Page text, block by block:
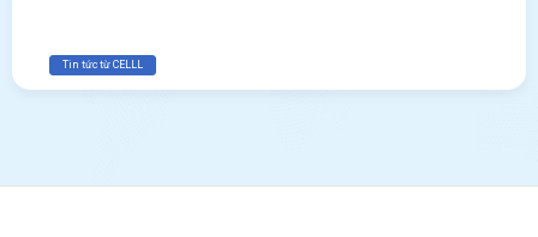
Tin tức từ CELLL